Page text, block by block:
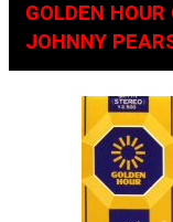
GOLDEN
JOHNNY